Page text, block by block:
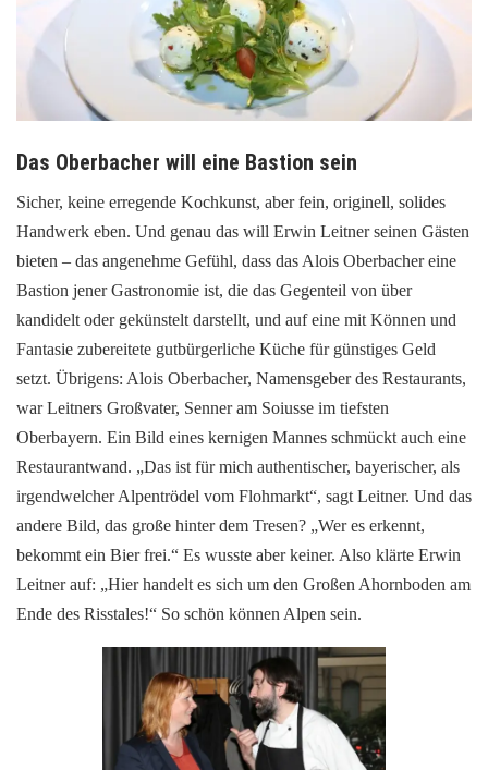
Das Oberbacher will eine Bastion sein
Sicher, keine erregende Kochkunst, aber fein, originell, solides
Handwerk eben. Und genau das will Erwin Leitner seinen Gästen
bieten – das angenehme Gefühl, dass das Alois Oberbacher eine
Bastion jener Gastronomie ist, die das Gegenteil von über
kandidelt oder gekünstelt darstellt, und auf eine mit Können und
Fantasie zubereitete gutbürgerliche Küche für günstiges Geld
setzt. Übrigens: Alois Oberbacher, Namensgeber des Restaurants,
war Leitners Großvater, Senner am Soiusse im tiefsten
Oberbayern. Ein Bild eines kernigen Mannes schmückt auch eine
Restaurantwand. „Das ist für mich authentischer, bayerischer, als
irgendwelcher Alpentrödel vom Flohmarkt“, sagt Leitner. Und das
andere Bild, das große hinter dem Tresen? „Wer es erkennt,
bekommt ein Bier frei.“ Es wusste aber keiner. Also klärte Erwin
Leitner auf: „Hier handelt es sich um den Großen Ahornboden am
Ende des Risstales!“ So schön können Alpen sein.